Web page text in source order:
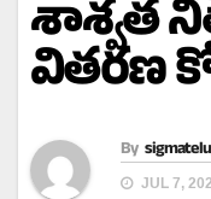
శాశ్వత
వితరణ
By
JUL 7,